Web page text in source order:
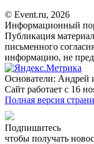
© Event.ru, 2026
Информационный
Публикация
письменного
информацию, не
Основатели:
Сайт работает с 16
Полная версия
Подпишитесь
чтобы получать